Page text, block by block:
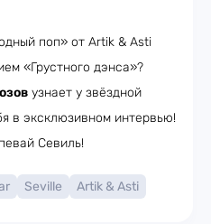
поп» от Artik & Asti
«Грустного дэнса»?
узнает у звёздной
в эксклюзивном интервью!
Севиль!
Seville Artik & Asti